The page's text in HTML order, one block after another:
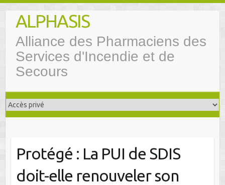
ALPHASIS
Alliance des Pharmaciens des
Services d'Incendie et de
Secours
Protégé : La PUI de SDIS
doit-elle renouveler son